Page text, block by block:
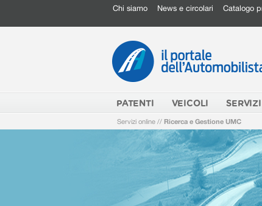
Chi siamo News e circolari Catalogo
PATENTI VEICOLI
Servizi online // Ricerca e Gestione UMC